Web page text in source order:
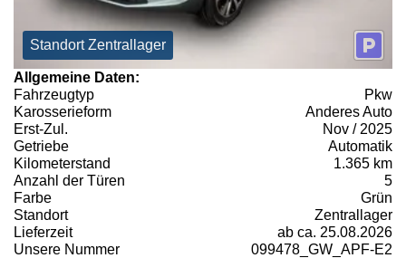
Standort Zentrallager
Allgemeine Daten:
Fahrzeugtyp
Pkw
Karosserieform
Anderes Auto
Erst-Zul.
Nov / 2025
Getriebe
Automatik
Kilometerstand
1.365 km
Anzahl der Türen
5
Farbe
Grün
Standort
Zentrallager
Lieferzeit
ab ca. 25.08.2026
Unsere Nummer
099478_GW_APF-E2